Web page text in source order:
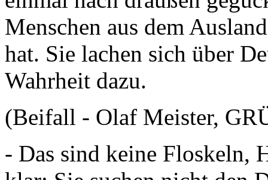
Menschen aus dem
hat. Sie lachen sich über
Wahrheit dazu.
(Beifall - Olaf Meister,
- Das sind keine Floskeln,